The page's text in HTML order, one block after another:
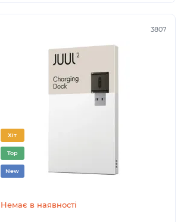
3807
Хіт
Top
New
Немає в наявності